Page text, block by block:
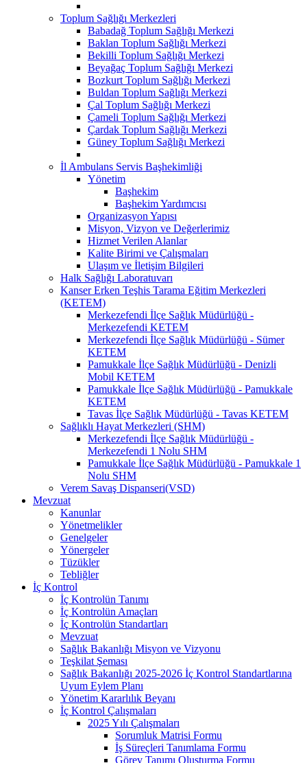
Toplum Sağlığı Merkezleri
Babadağ Toplum Sağlığı Merkezi
Baklan Toplum Sağlığı Merkezi
Bekilli Toplum Sağlığı Merkezi
Beyağaç Toplum Sağlığı Merkezi
Bozkurt Toplum Sağlığı Merkezi
Buldan Toplum Sağlığı Merkezi
Çal Toplum Sağlığı Merkezi
Çameli Toplum Sağlığı Merkezi
Çardak Toplum Sağlığı Merkezi
Güney Toplum Sağlığı Merkezi
İl Ambulans Servis Başhekimliği
Yönetim
Başhekim
Başhekim Yardımcısı
Organizasyon Yapısı
Misyon, Vizyon ve Değerlerimiz
Hizmet Verilen Alanlar
Kalite Birimi ve Çalışmaları
Ulaşım ve İletişim Bilgileri
Halk Sağlığı Laboratuvarı
Kanser Erken Teşhis Tarama Eğitim Merkezleri
(KETEM)
Merkezefendi İlçe Sağlık Müdürlüğü -
Merkezefendi KETEM
Merkezefendi İlçe Sağlık Müdürlüğü - Sümer
KETEM
Pamukkale İlçe Sağlık Müdürlüğü - Denizli
Mobil KETEM
Pamukkale İlçe Sağlık Müdürlüğü - Pamukkale
KETEM
Tavas İlçe Sağlık Müdürlüğü - Tavas KETEM
Sağlıklı Hayat Merkezleri (SHM)
Merkezefendi İlçe Sağlık Müdürlüğü -
Merkezefendi 1 Nolu SHM
Pamukkale İlçe Sağlık Müdürlüğü - Pamukkale 1
Nolu SHM
Verem Savaş Dispanseri(VSD)
Mevzuat
Kanunlar
Yönetmelikler
Genelgeler
Yönergeler
Tüzükler
Tebliğler
İç Kontrol
İç Kontrolün Tanımı
İç Kontrolün Amaçları
İç Kontrolün Standartları
Mevzuat
Sağlık Bakanlığı Misyon ve Vizyonu
Teşkilat Şeması
Sağlık Bakanlığı 2025-2026 İç Kontrol Standartlarına
Uyum Eylem Planı
Yönetim Kararlılık Beyanı
İç Kontrol Çalışmaları
2025 Yılı Çalışmaları
Sorumluk Matrisi Formu
İş Süreçleri Tanımlama Formu
Görev Tanımı Oluşturma Formu